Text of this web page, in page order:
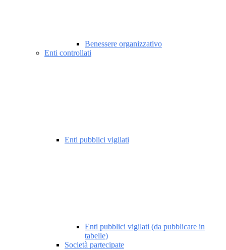
Benessere organizzativo
Enti controllati
Enti pubblici vigilati
Enti pubblici vigilati (da pubblicare in
tabelle)
Società partecipate